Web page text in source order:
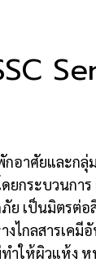
อาศัยและกลุ่
ยกระบวนกา
ย เป็นมิตรต่
ไกลสารเคมี
ทำให้ผิวแห้